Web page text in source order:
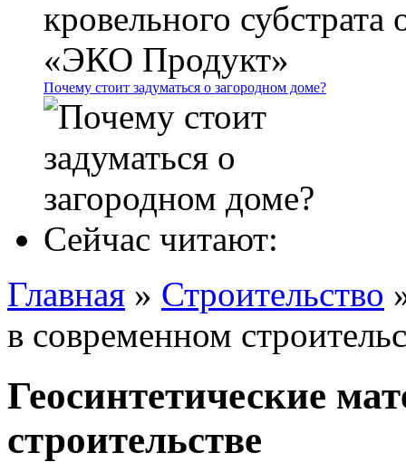
Почему стоит задуматься о загородном доме?
Сейчас читают:
Главная » Строительство
в современном
Геосинтетические
строительстве